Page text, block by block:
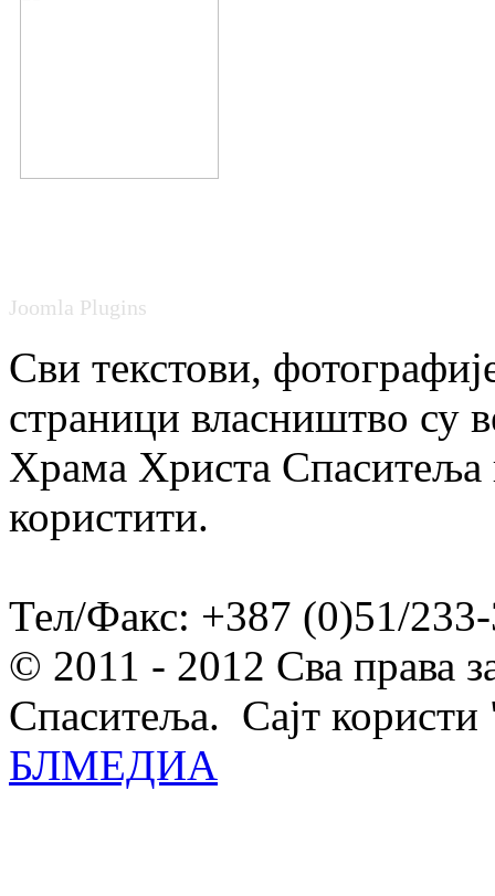
Joomla Plugins
Сви текстови,
страници власништво су
Храма Христа Спаситеља
користити.
Тел/Факс: +387 (0)51/
© 2011 - 2012 Сва права
Спаситеља. Сајт
БЛМЕДИА